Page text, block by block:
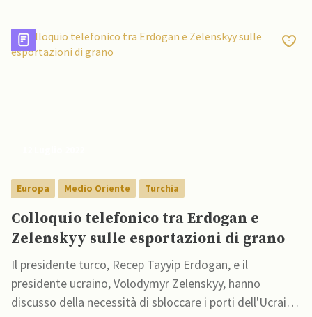
Europa Medio Oriente Turchia
Colloquio telefonico tra Erdogan e
Zelenskyy sulle esportazioni di grano
Il presidente turco, Recep Tayyip Erdogan, e il
presidente ucraino, Volodymyr Zelenskyy, hanno
discusso della necessità di sbloccare i porti dell'Ucraina